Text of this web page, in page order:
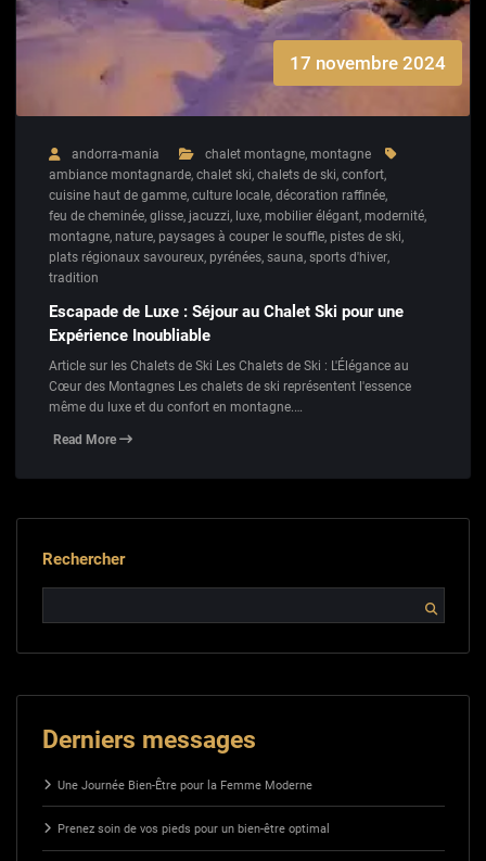
17 novembre 2024
andorra-mania chalet montagne, montagne
ambiance montagnarde, chalet ski, chalets de ski, confort,
cuisine haut de gamme, culture locale, décoration raffinée,
feu de cheminée, glisse, jacuzzi, luxe, mobilier élégant, modernité,
montagne, nature, paysages à couper le souffle, pistes de ski,
plats régionaux savoureux, pyrénées, sauna, sports d'hiver,
tradition
Escapade de Luxe : Séjour au Chalet Ski pour une
Expérience Inoubliable
Article sur les Chalets de Ski Les Chalets de Ski : L'Élégance au
Cœur des Montagnes Les chalets de ski représentent l'essence
même du luxe et du confort en montagne.…
Read More
Rechercher
Derniers messages
Une Journée Bien-Être pour la Femme Moderne
Prenez soin de vos pieds pour un bien-être optimal